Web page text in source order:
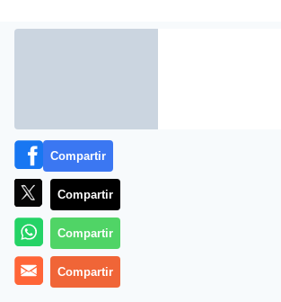
Más información
Compartir
Compartir
Compartir
Compartir